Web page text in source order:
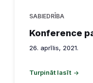
SABIEDRĪBA
Konference
26. aprīlis, 2021.
Turpināt lasīt